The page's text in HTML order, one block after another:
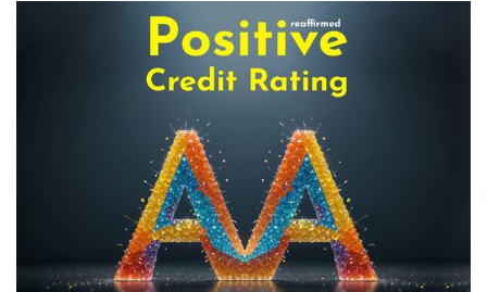
সংকুচিত হচ্ছে আর্থিক প্রতিষ্ঠান খাত